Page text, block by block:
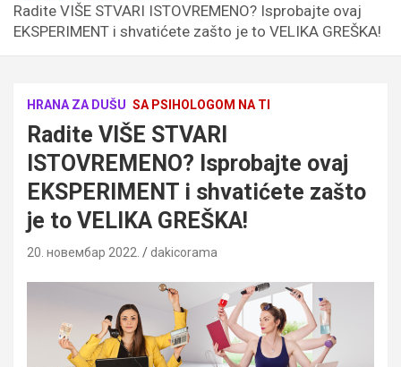
Radite VIŠE STVARI ISTOVREMENO? Isprobajte ovaj
EKSPERIMENT i shvatićete zašto je to VELIKA GREŠKA!
HRANA ZA DUŠU SA PSIHOLOGOM NA TI
Radite VIŠE STVARI
ISTOVREMENO? Isprobajte ovaj
EKSPERIMENT i shvatićete zašto
je to VELIKA GREŠKA!
20. новембар 2022. dakicorama